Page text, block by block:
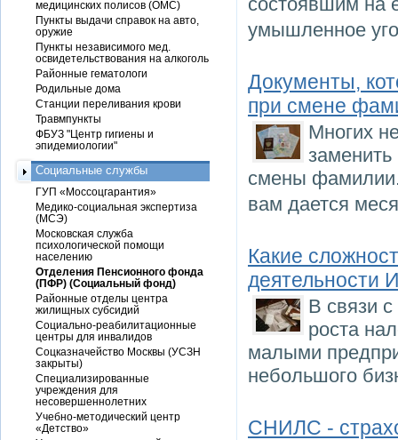
умышленное
Документы,
при смене
Многих
смены
вам дается
Какие
деятельности
В связи
роста
малыми
небольшого
СНИЛС -
медицинских полисов (ОМС)
Пункты выдачи справок на авто,
оружие
Пункты независимого мед.
освидетельствования на алкоголь
Районные гематологи
Родильные дома
Станции переливания крови
Травмпункты
ФБУЗ "Центр гигиены и
эпидемиологии"
Социальные службы
ГУП «Моссоцгарантия»
Медико-социальная экспертиза
(МСЭ)
Московская служба
психологической помощи
населению
Отделения Пенсионного фонда
(ПФР) (Социальный фонд)
Районные отделы центра
жилищных субсидий
Социально-реабилитационные
центры для инвалидов
Соцказначейство Москвы (УСЗН
закрыты)
Специализированные
учреждения для
несовершеннолетних
Учебно-методический центр
«Детство»